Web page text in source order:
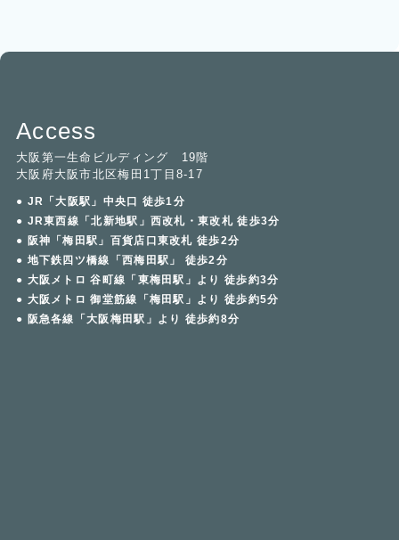
Access
大阪第一生命ビルディング 19階
大阪府大阪市北区梅田1丁目8-17
● JR「大阪駅」中央口 徒歩1分
● JR東西線「北新地駅」西改札・東改札 徒歩3分
● 阪神「梅田駅」百貨店口東改札 徒歩2分
● 地下鉄四ツ橋線「西梅田駅」 徒歩2分
● 大阪メトロ 谷町線「東梅田駅」より 徒歩約3分
● 大阪メトロ 御堂筋線「梅田駅」より 徒歩約5分
● 阪急各線「大阪梅田駅」より 徒歩約8分